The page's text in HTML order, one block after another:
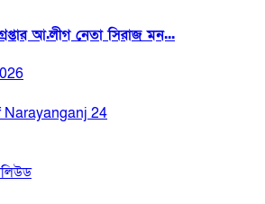
আ.লীগ নেতা সিরাজ মন...
Narayanganj 24